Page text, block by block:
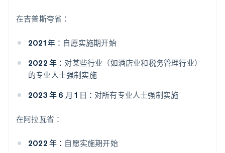
在吉普斯夸省：
2021 年： 自愿实施期开始
2022 年： 对某些行业（如酒店业和税务管理行业）
的专业人士强制实施
2023 年 6 月 1 日： 对所有专业人士强制实施
在阿拉瓦省：
2022 年： 自愿实施期开始